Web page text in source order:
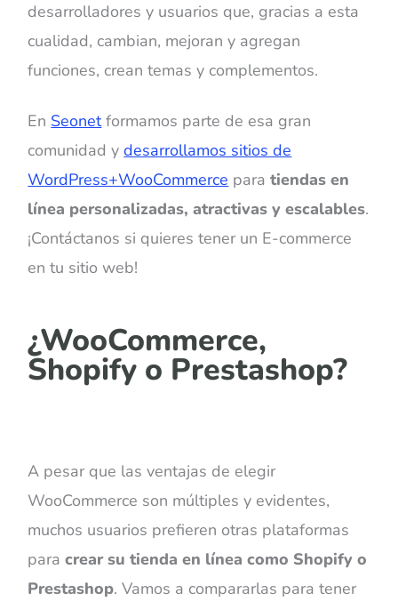
desarrolladores y usuarios que, gracias a esta
cualidad, cambian, mejoran y agregan
funciones, crean temas y complementos.
En Seonetformamos parte de esa gran
comunidad ydesarrollamos sitios de
WordPress+WooCommerce paratiendas en
línea personalizadas, atractivas y escalables.
¡Contáctanos si quieres tener un E-commerce
en tu sitio web!
¿WooCommerce,
Shopify o Prestashop?
A pesar que las ventajas de elegir
WooCommerce son múltiples y evidentes,
muchos usuarios prefieren otras plataformas
paracrear su tienda en línea como Shopify o
Prestashop. Vamos a compararlas para tener